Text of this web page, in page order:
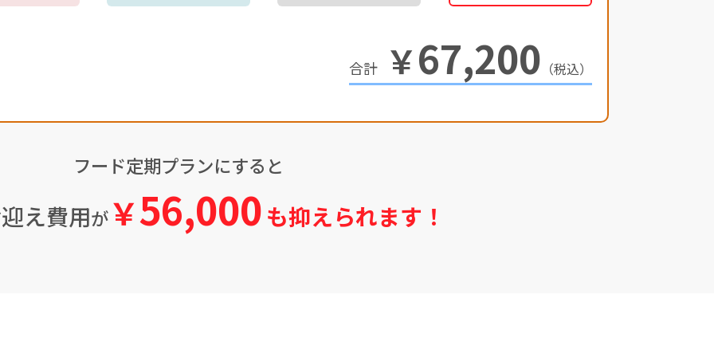
￥67,200 （税込）
フード定期プランにすると
え費用が￥56,000 も抑えられます！